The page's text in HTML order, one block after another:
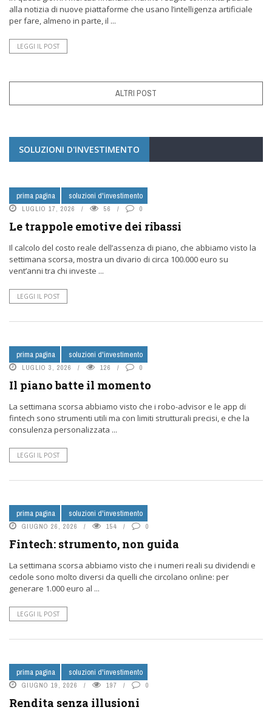
alla notizia di nuove piattaforme che usano l’intelligenza artificiale
per fare, almeno in parte, il ...
LEGGI IL POST
ALTRI POST
SOLUZIONI D'INVESTIMENTO
prima pagina soluzioni d'investimento
LUGLIO 17, 2026 56 0
Le trappole emotive dei ribassi
Il calcolo del costo reale dell’assenza di piano, che abbiamo visto la
settimana scorsa, mostra un divario di circa 100.000 euro su
vent’anni tra chi investe ...
LEGGI IL POST
prima pagina soluzioni d'investimento
LUGLIO 3, 2026 126 0
Il piano batte il momento
La settimana scorsa abbiamo visto che i robo-advisor e le app di
fintech sono strumenti utili ma con limiti strutturali precisi, e che la
consulenza personalizzata ...
LEGGI IL POST
prima pagina soluzioni d'investimento
GIUGNO 26, 2026 154 0
Fintech: strumento, non guida
La settimana scorsa abbiamo visto che i numeri reali su dividendi e
cedole sono molto diversi da quelli che circolano online: per
generare 1.000 euro al ...
LEGGI IL POST
prima pagina soluzioni d'investimento
GIUGNO 19, 2026 197 0
Rendita senza illusioni